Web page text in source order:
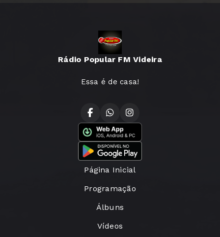
Rádio Popular FM Videira
Essa é de casa!
Página Inicial
Programação
Álbuns
Vídeos